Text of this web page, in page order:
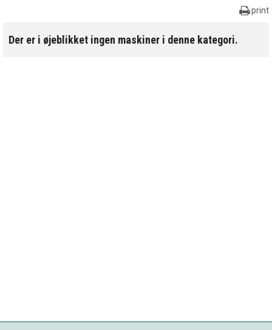
print
Der er i øjeblikket ingen maskiner i denne kategori.